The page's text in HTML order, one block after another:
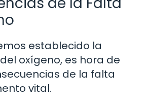
establecido la
oxígeno, es hora de
de la falta
vital.